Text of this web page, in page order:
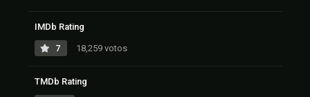
IMDb Rating
7 18,259 votos
TMDb Rating